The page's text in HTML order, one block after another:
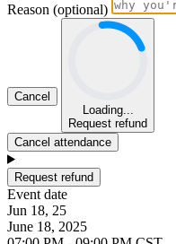
Reason (optional)
Cancel
Loading...
Request refund
Cancel attendance
Request refund
Event date
Jun 18, 25
June 18, 2025